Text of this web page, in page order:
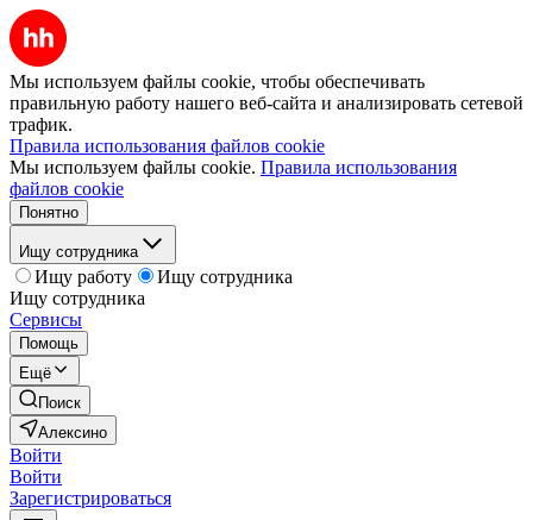
Мы используем файлы cookie, чтобы обеспечивать
правильную работу нашего веб-сайта и анализировать сетевой
трафик.
Правила использования файлов cookie
Мы используем файлы cookie. Правила использования
файлов cookie
Понятно
Ищу сотрудника
Ищу работу
Ищу сотрудника
Ищу сотрудника
Сервисы
Помощь
Ещё
Поиск
Алексино
Войти
Войти
Зарегистрироваться